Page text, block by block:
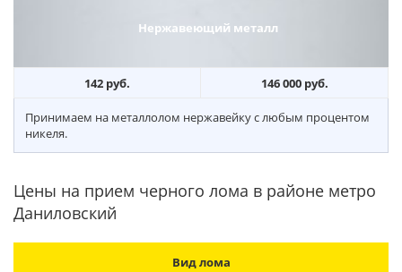
Нержавеющий металл
142 руб. 146 000 руб.
Принимаем на металлолом нержавейку с любым процентом
никеля.
Цены на прием черного лома в районе метро
Даниловский
Вид лома